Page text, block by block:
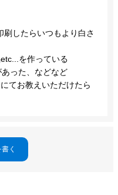
刷したらいつもより白さ
を作っている
った、などなど
てお教えいただけたら
く